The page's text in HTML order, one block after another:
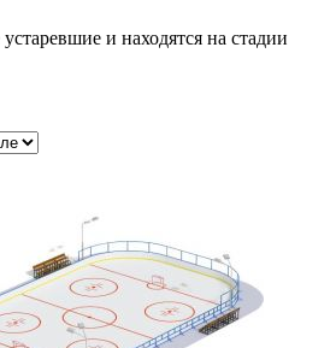
и находятся на стадии